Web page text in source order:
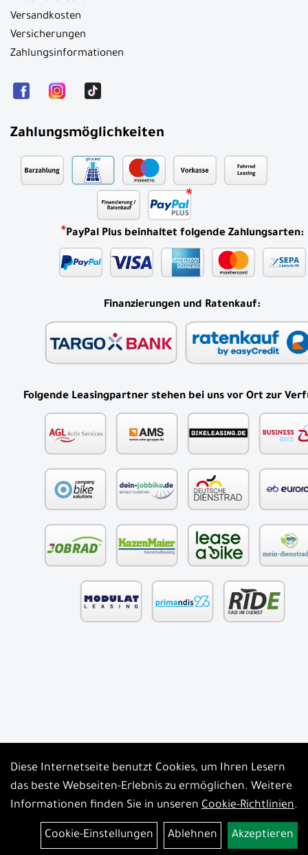
Versandkosten
Versicherungen
Zahlungsinformationen
Zahlungsmöglichkeiten
*PayPal Plus beinhaltet folgende Zahlungsarten:
Finanzierungen und Ratenkauf:
Folgende Leasingpartner stehen bei uns vor Ort zur
Diese Internetseite benutzt Cookies, um Ihren Lesern
das beste Webseiten-Erlebnis zu ermöglichen. Weitere
Informationen finden Sie in unseren Cookie-Richtlinien.
Cookie-Einstellungen Ablehnen Akzeptieren
Auftrag widerrufen